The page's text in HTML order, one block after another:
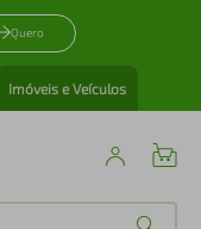
Quero
Imóveis e Veículos